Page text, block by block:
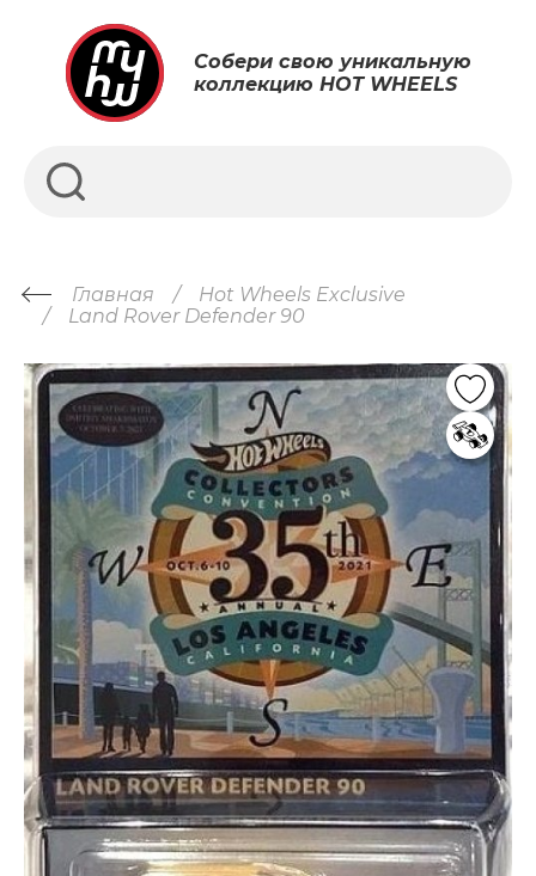
Собери свою уникальную
коллекцию HOT WHEELS
Главная
Hot Wheels Exclusive
Land Rover Defender 90